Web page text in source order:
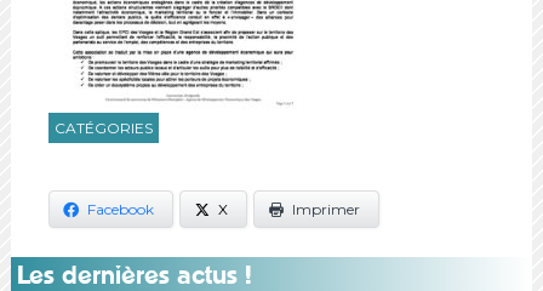
CATÉGORIES
Facebook X Imprimer
Les dernières actus !